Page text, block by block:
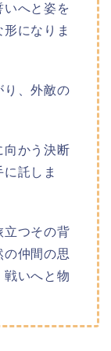
へと姿を
になりま
り、外敵の
向かう決断
託しま
立つその背
の仲間の思
戦いへと物